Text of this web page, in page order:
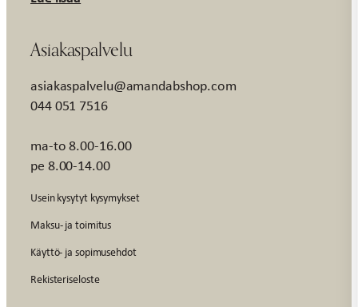
Asiakaspalvelu
asiakaspalvelu@amandabshop.com
044 051 7516
ma-to 8.00-16.00
pe 8.00-14.00
Usein kysytyt kysymykset
Maksu- ja toimitus
Käyttö- ja sopimusehdot
Rekisteriseloste